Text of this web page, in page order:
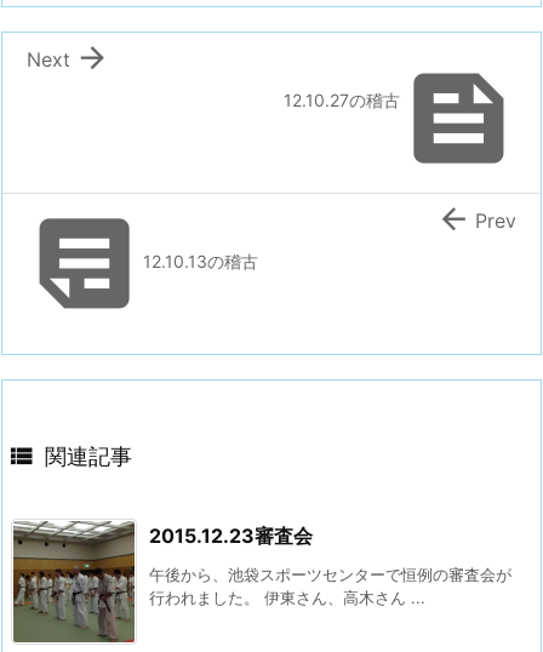

12.10.27の稽古

Next
12.10.13の稽古
 Prev
 関連記事
2015.12.23審査会
午後から、池袋スポーツセンターで恒例の審査会が
行われました。 伊東さん、高木さん ...